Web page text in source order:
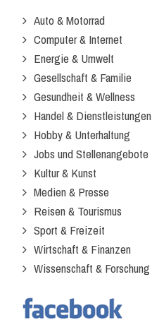
Auto & Motorrad
Computer & Internet
Energie & Umwelt
Gesellschaft & Familie
Gesundheit & Wellness
Handel & Dienstleistungen
Hobby & Unterhaltung
Jobs und Stellenangebote
Kultur & Kunst
Medien & Presse
Reisen & Tourismus
Sport & Freizeit
Wirtschaft & Finanzen
Wissenschaft & Forschung